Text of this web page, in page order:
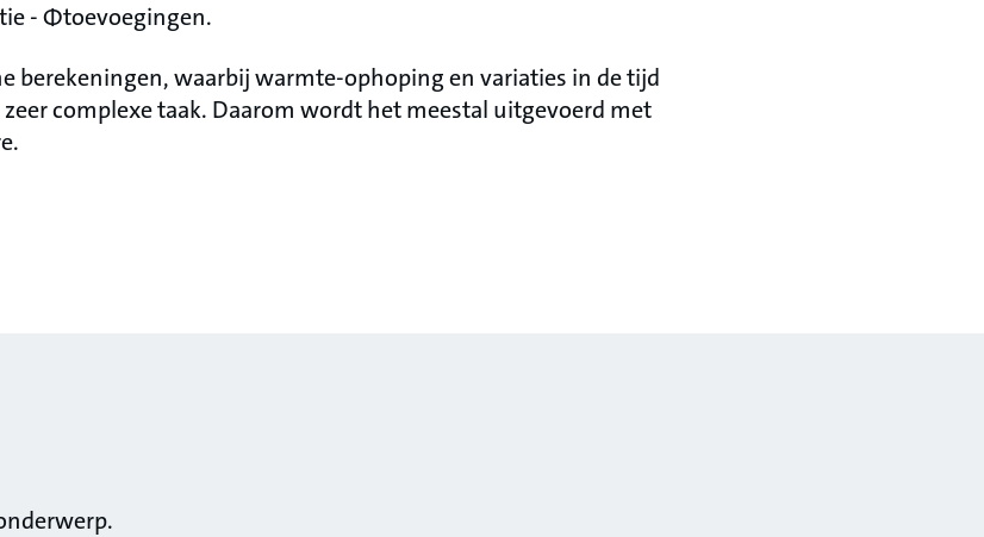
- Φtoevoegingen.
berekeningen, waarbij warmte-ophoping en variaties in de tijd
complexe taak. Daarom wordt het meestal uitgevoerd met